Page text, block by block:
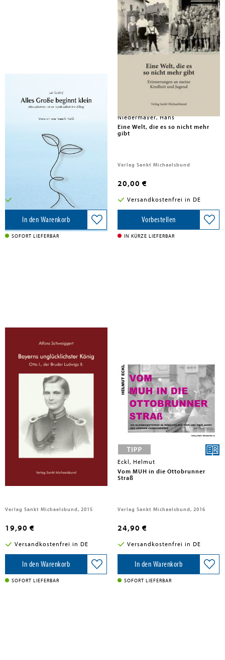
Sankt Michaelsbund, 2016
Versandkostenfrei in DE
In den Warenkorb
SOFORT LIEFERBAR
Niedermayer, Hans
Eine Welt, die es so nicht mehr
gibt
Verlag Sankt Michaelsbund
20,00 €
Versandkostenfrei in DE
Vorbestellen
IN KÜRZE LIEFERBAR
Bayerns unglücklichster König
Verlag Sankt Michaelsbund, 2015
19,90 €
Versandkostenfrei in DE
In den Warenkorb
SOFORT LIEFERBAR
Eckl, Helmut
Vom MUH in die Ottobrunner
Straß
Verlag Sankt Michaelsbund, 2016
24,90 €
Versandkostenfrei in DE
In den Warenkorb
SOFORT LIEFERBAR